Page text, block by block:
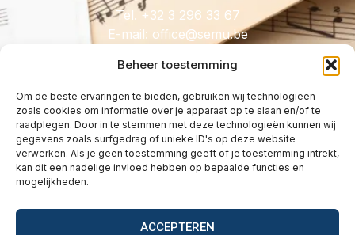
Beheer toestemming
Om de beste ervaringen te bieden, gebruiken wij technologieën
zoals cookies om informatie over je apparaat op te slaan en/of te
raadplegen. Door in te stemmen met deze technologieën kunnen wij
gegevens zoals surfgedrag of unieke ID's op deze website
verwerken. Als je geen toestemming geeft of je toestemming intrekt,
kan dit een nadelige invloed hebben op bepaalde functies en
mogelijkheden.
ACCEPTEREN
Tel. +32 3 296 33 67
E-mail:
eb.umes
@eciffo
HANDIG
Licenties
Tarieven
Wetgeving